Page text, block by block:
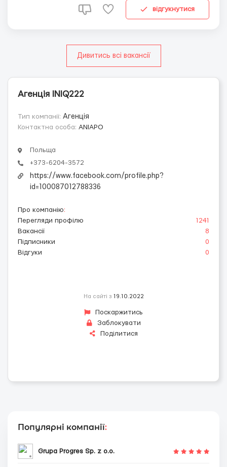
відгукнутися
Дивитись всі вакансії
Агенція INIQ222
Тип компанії: Агенція
Контактна особа: ANIAPO
Польща
+373-6204-3572
https://www.facebook.com/profile.php?
id=100087012788336
Про компанію:
Перегляди профілю
1241
Вакансії
8
Підписники
0
Відгуки
0
На сайті з 19.10.2022
Поскаржитись
Заблокувати
Поділитися
Популярні компанії:
Grupa Progres Sp. z o.o.